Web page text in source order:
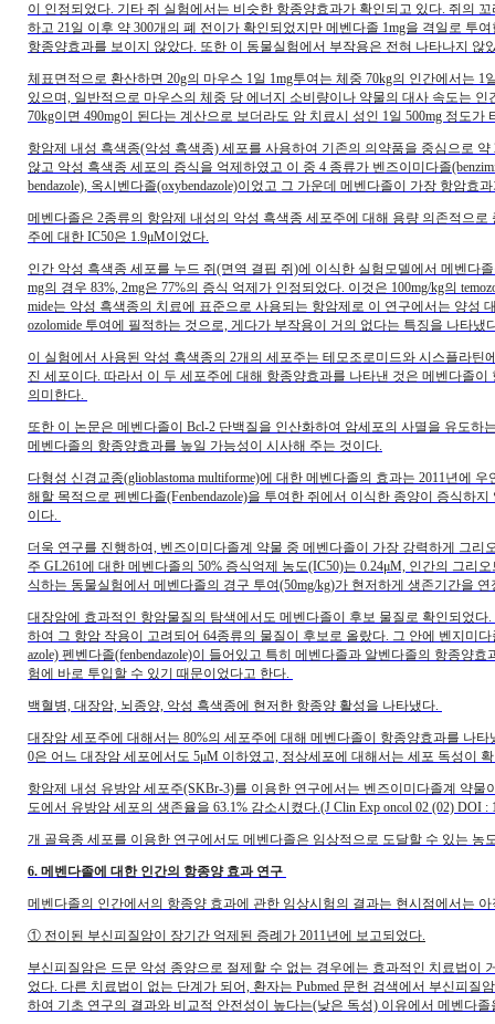
이 인정되었다. 기타 쥐 실험에서는 비슷한 항종양효과가 확인되고 있다. 쥐의
하고 21일 이후 약 300개의 폐 전이가 확인되었지만 메벤다졸 1mg을 격일로 투
항종양효과를 보이지 않았다. 또한 이 동물실험에서 부작용은 전혀 나타나지 않
체표면적으로 환산하면 20g의 마우스 1일 1mg투여는 체중 70kg의 인간에서는
있으며, 일반적으로 마우스의 체중 당 에너지 소비량이나 약물의 대사 속도는
70kg이면 490mg이 된다는 계산으로 보더라도 암 치료시 성인 1일 500mg 정도
항암제 내성 흑색종(악성 흑색종) 세포를 사용하여 기존의 의약품을 중심으로
않고 악성 흑색종 세포의 증식을 억제하였고 이 중 4 종류가 벤즈이미다졸
bendazole), 옥시벤다졸(oxybendazole)이었고 그 가운데 메벤다졸이 가장 항암효
메벤다졸은 2종류의 항암제 내성의 악성 흑색종 세포주에 대해 용량 의존적으
주에 대한 IC50은 1.9μM이었다.
인간 악성 흑색종 세포를 누드 쥐(면역 결핍 쥐)에 이식한 실험모델에서 메벤다
mg의 경우 83%, 2mg은 77%의 증식 억제가 인정되었다. 이것은 100mg/kg의
mide는 악성 흑색종의 치료에 표준으로 사용되는 항암제로 이 연구에서는 양성
ozolomide 투여에 필적하는 것으로, 게다가 부작용이 거의 없다는 특징을 나타냈
이 실험에서 사용된 악성 흑색종의 2개의 세포주는 테모조로미드와 시스플라
진 세포이다. 따라서 이 두 세포주에 대해 항종양효과를 나타낸 것은 메벤다졸
의미한다.
또한 이 논문은 메벤다졸이 Bcl-2 단백질을 인산화하여 암세포의 사멸을 유도
메벤다졸의 항종양효과를 높일 가능성이 시사해 주는 것이다.
다형성 신경교종(glioblastoma multiforme)에 대한 메벤다졸의 효과는 2011년에
해할 목적으로 펜벤다졸(Fenbendazole)을 투여한 쥐에서 이식한 종양이 증식
이다.
더욱 연구를 진행하여, 벤즈이미다졸계 약물 중 메벤다졸이 가장 강력하게 그
주 GL261에 대한 메벤다졸의 50% 증식억제 농도(IC50)는 0.24μM, 인간의 그리
식하는 동물실험에서 메벤다졸의 경구 투여(50mg/kg)가 현저하게 생존기간을
대장암에 효과적인 항암물질의 탐색에서도 메벤다졸이 후보 물질로 확인되었
하여 그 항암 작용이 고려되어 64종류의 물질이 후보로 올랐다. 그 안에 벤지미다
azole) 펜벤다졸(fenbendazole)이 들어있고 특히 메벤다졸과 알벤다졸의 항종양
험에 바로 투입할 수 있기 때문이었다고 한다.
백혈병, 대장암, 뇌종양, 악성 흑색종에 현저한 항종양 활성을 나타냈다.
대장암 세포주에 대해서는 80%의 세포주에 대해 메벤다졸이 항종양효과를 나
0은 어느 대장암 세포에서도 5μM 이하였고, 정상세포에 대해서는 세포 독성이
항암제 내성 유방암 세포주(SKBr-3)를 이용한 연구에서는 벤즈이미다졸계 약
도에서 유방암 세포의 생존율을 63.1% 감소시켰다.(J Clin Exp oncol 02 (02) DOI :
개 골육종 세포를 이용한 연구에서도 메벤다졸은 임상적으로 도달할 수 있는
6. 메벤다졸에 대한 인간의 항종양 효과 연구
메벤다졸의 인간에서의 항종양 효과에 관한 임상시험의 결과는 현시점에서는
① 전이된 부신피질암이 장기간 억제된 증례가 2011년에 보고되었다.
부신피질암은 드문 악성 종양으로 절제할 수 없는 경우에는 효과적인 치료법
었다. 다른 치료법이 없는 단계가 되어, 환자는 Pubmed 문헌 검색에서 부신피
하여 기초 연구의 결과와 비교적 안전성이 높다는(낮은 독성) 이유에서 메벤다